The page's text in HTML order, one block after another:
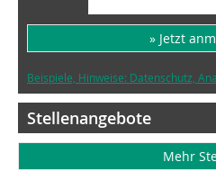
» Jetzt
Beispiele, Hinweise: Datenschutz,
Stellenangebote
Mehr